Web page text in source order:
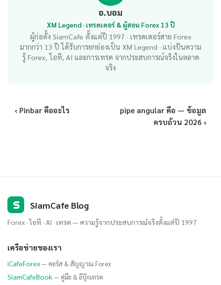
อ.บอม
XM Legend · เทรดเดอร์ & ผู้สอน Forex 13 ปี
ผู้ก่อตั้ง SiamCafe ตั้งแต่ปี 1997 · เทรดเดอร์สาย Forex
มากกว่า 13 ปี ได้รับการยกย่องเป็น XM Legend · แบ่งปันความ
รู้ Forex, ไอที, AI และการเทรด จากประสบการณ์จริงในตลาด
จริง
‹ Pinbar คืออะไร
pipe angular คือ — ข้อมูล
ครบถ้วน 2026 ›
S SiamCafe Blog
Forex · ไอที · AI · เทรด — ความรู้จากประสบการณ์จริงตั้งแต่ปี 1997
เครือข่ายของเรา
iCafeForex— คอร์ส & สัญญาณ Forex
SiamCafeBook— คู่มือ & อีบุ๊กเทรด